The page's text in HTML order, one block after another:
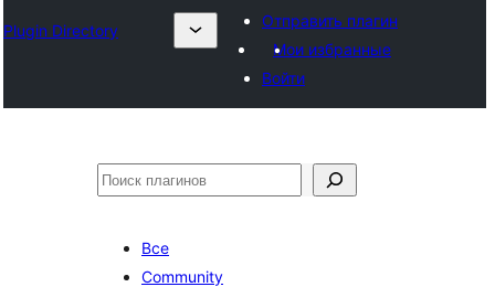
Plugin Directory
Отправить плагин
Мои избранные
Войти
Поиск
Все
Community